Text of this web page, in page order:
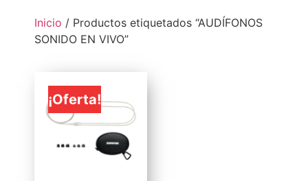
Inicio / Productos etiquetados “AUDÍFONOS
SONIDO EN VIVO”
¡Oferta!